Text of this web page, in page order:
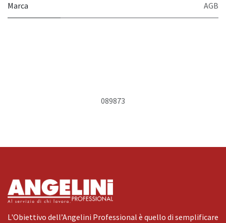
Marca AGB
089873
L'Obiettivo dell’Angelini Professional è quello di semplificare